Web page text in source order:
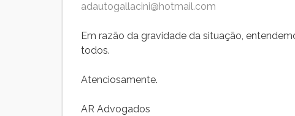
adautogallacini@hotmail.com
Em razão da gravidade da situação,
todos.
Atenciosamente.
AR Advogados